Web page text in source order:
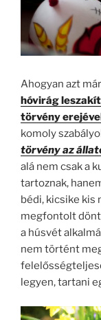
Ahogyan azt
hóvirág
törvény
komoly
törvény az
alá nem csak a
tartoznak,
bédi, kicsike kis
megfontolt
a húsvét
nem történt
legyen, tartani